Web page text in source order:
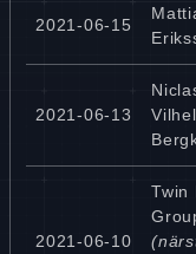
2021-06-15
2021-06-13
2021-06-10
Twin